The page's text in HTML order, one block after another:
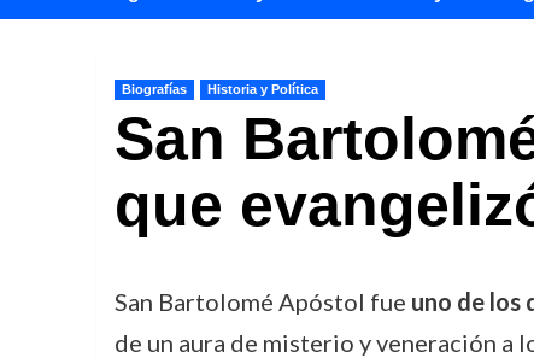
Biografías Historia y Política
San
que
San Bartolomé Apóstol fue uno de los
de un aura de misterio y veneración a